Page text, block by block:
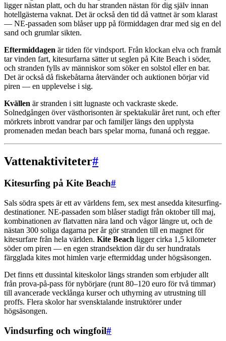
ligger nästan platt, och du har stranden nästan för dig själv innan
hotellgästerna vaknat. Det är också den tid då vattnet är som klarast
— NE-passaden som blåser upp på förmiddagen drar med sig en del
sand och grumlar sikten.
Eftermiddagen är tiden för vindsport. Från klockan elva och framåt
tar vinden fart, kitesurfarna sätter ut seglen på Kite Beach i söder,
och stranden fylls av människor som söker en solstol eller en bar.
Det är också då fiskebåtarna återvänder och auktionen börjar vid
piren — en upplevelse i sig.
Kvällen är stranden i sitt lugnaste och vackraste skede.
Solnedgången över västhorisonten är spektakulär året runt, och efter
mörkrets inbrott vandrar par och familjer längs den upplysta
promenaden medan beach bars spelar morna, funaná och reggae.
Vattenaktiviteter#
Kitesurfing på Kite Beach#
Sals södra spets är ett av världens fem, sex mest ansedda kitesurfing-
destinationer. NE-passaden som blåser stadigt från oktober till maj,
kombinationen av flatvatten nära land och vågor längre ut, och de
nästan 300 soliga dagarna per år gör stranden till en magnet för
kitesurfare från hela världen. Kite Beach ligger cirka 1,5 kilometer
söder om piren — en egen strandsektion där du ser hundratals
färgglada kites mot himlen varje eftermiddag under högsäsongen.
Det finns ett dussintal kiteskolor längs stranden som erbjuder allt
från prova-på-pass för nybörjare (runt 80–120 euro för två timmar)
till avancerade vecklånga kurser och uthyrning av utrustning till
proffs. Flera skolor har svensktalande instruktörer under
högsäsongen.
Vindsurfing och wingfoil#